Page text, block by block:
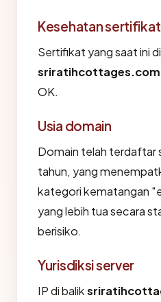
Kesehatan sertifikat
Sertifikat yang saat ini
sriratihcottages.com
OK.
Usia domain
Domain telah terdaftar
tahun, yang
kategori kematangan
yang lebih tua secara
berisiko.
Yurisdiksi server
IP di balik